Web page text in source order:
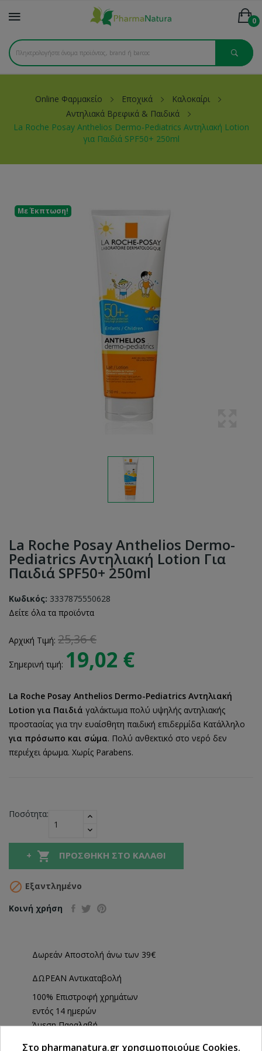
0
Online Φαρμακείο Εποχικά
Καλοκαίρι
Αντηλιακά Βρεφικά & Παιδικά
La Roche Posay Anthelios Dermo-Pediatrics Αντηλιακή Lotion
για Παιδιά SPF50+ 250ml
Με Έκπτωση!
La Roche Posay Anthelios Dermo-
Pediatrics Αντηλιακή Lotion Για
Παιδιά SPF50+ 250ml
Κωδικός: 3337875550628
Δείτε όλα τα προϊόντα
Αρχική Τιμή: 25,36 €
Σημερινή τιμή: 19,02 €
La Roche Posay Anthelios Dermo-Pediatrics Αντηλιακή
Lotion για Παιδιά γαλάκτωμα πολύ υψηλής αντηλιακής
προστασίας για την ευαίσθητη παιδική επιδερμίδα Κατάλληλο
για πρόσωπο και σώμα. Πολύ ανθεκτικό στο νερό δεν
περιέχει άρωμα. Χωρίς Parabens.
Ποσότητα:
 ΠΡΟΣΘΉΚΗ ΣΤΟ ΚΑΛΆΘΙ
 Εξαντλημένο
Κοινή χρήση
Δωρεάν Αποστολή άνω των 39€
ΔΩΡΕΑΝ Αντικαταβολή
100% Επιστροφή χρημάτων
εντός 14 ημερών
Άμεση Παραλαβή
Στο pharmanatura.gr χρησιμοποιούμε Cookies.